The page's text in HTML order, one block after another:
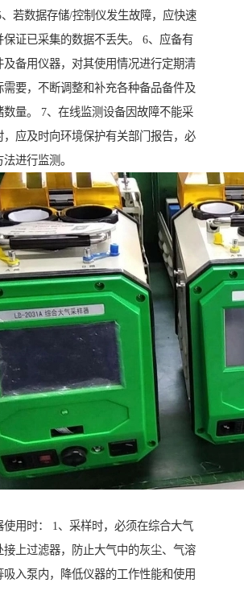
若数据存储/控制仪发生故障，应快速
保证已采集的数据不丢失。 6、应备有
及备用仪器，对其使用情况进行定期清
需要，不断调整和补充各种备品备件及
数量。 7、在线监测设备因故障不能采
，应及时向环境保护有关部门报告，必
进行监测。
使用时： 1、采样时，必须在综合大气
接上过滤器，防止大气中的灰尘、气溶
吸入泵内，降低仪器的工作性能和使用